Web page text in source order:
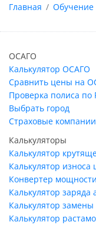
Главная Обучение
ОСАГО
Калькулятор ОСАГО
Сравнить цены на
Проверка полиса по
Выбрать город
Страховые компании
Калькуляторы
Калькулятор
Калькулятор износа
Конвертер
Калькулятор заряда
Калькулятор замены
Калькулятор